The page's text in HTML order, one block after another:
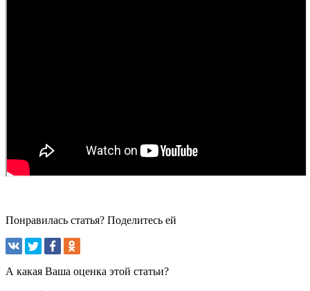
Понравилась статья? Поделитесь ей
А какая Ваша оценка этой статьи?